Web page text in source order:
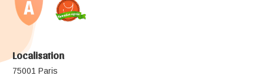
Localisation
75001 Paris